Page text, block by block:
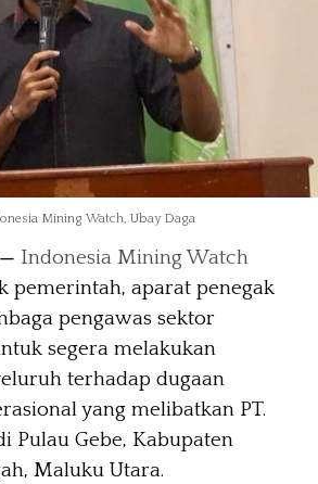
Mining Watch, Ubay Daga
Indonesia Mining Watch
pemerintah, aparat penegak
pengawas sektor
segera melakukan
terhadap dugaan
yang melibatkan PT.
Pulau Gebe, Kabupaten
Maluku Utara.